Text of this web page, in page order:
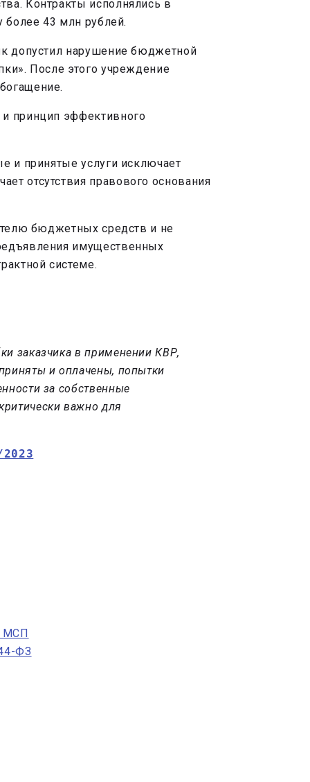
Контракты исполнялись в
более 43 млн рублей.
допустил нарушение бюджетной
После этого учреждение
принцип эффективного
и принятые услуги исключает
отсутствия правового основания
бюджетных средств и не
имущественных
системе.
заказчика в применении КВР,
и оплачены, попытки
за собственные
важно для
МСП
ФЗ